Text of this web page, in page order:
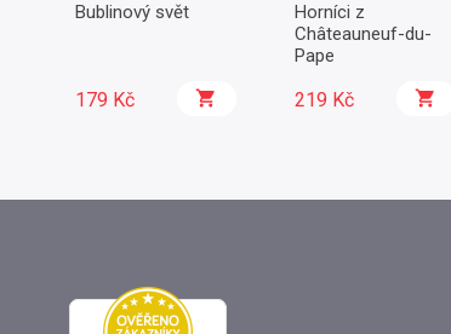
Bublinový svět
179 Kč
Horníci z
Châteauneuf-du-
Pape
219 Kč